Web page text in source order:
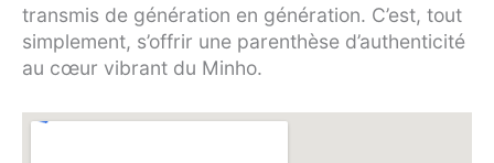
transmis de génération en génération. C’est, tout
simplement, s’offrir une parenthèse d’authenticité
au cœur vibrant du Minho.